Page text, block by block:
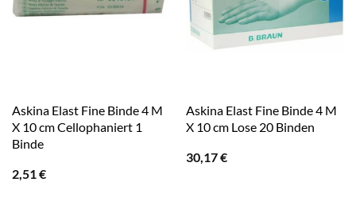
Askina Elast Fine Binde 4 M
X 10 cm Cellophaniert 1
Binde
2,51 €
Askina Elast Fine Binde 4 M
X 10 cm Lose 20 Binden
30,17€